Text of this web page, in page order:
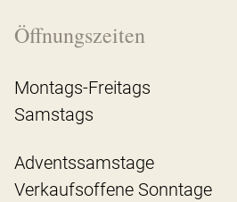
Öffnungszeiten
Montags-Freitags
Samstags
Adventssamstage
Verkaufsoffene Sonntage